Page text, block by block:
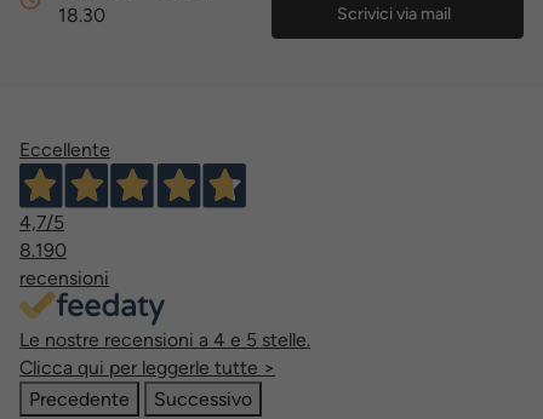
18.30
Scrivici via mail
Eccellente
4,7/5
8.190
recensioni
Le nostre recensioni a 4 e 5 stelle.
Clicca qui per leggerle tutte >
Precedente
Successivo